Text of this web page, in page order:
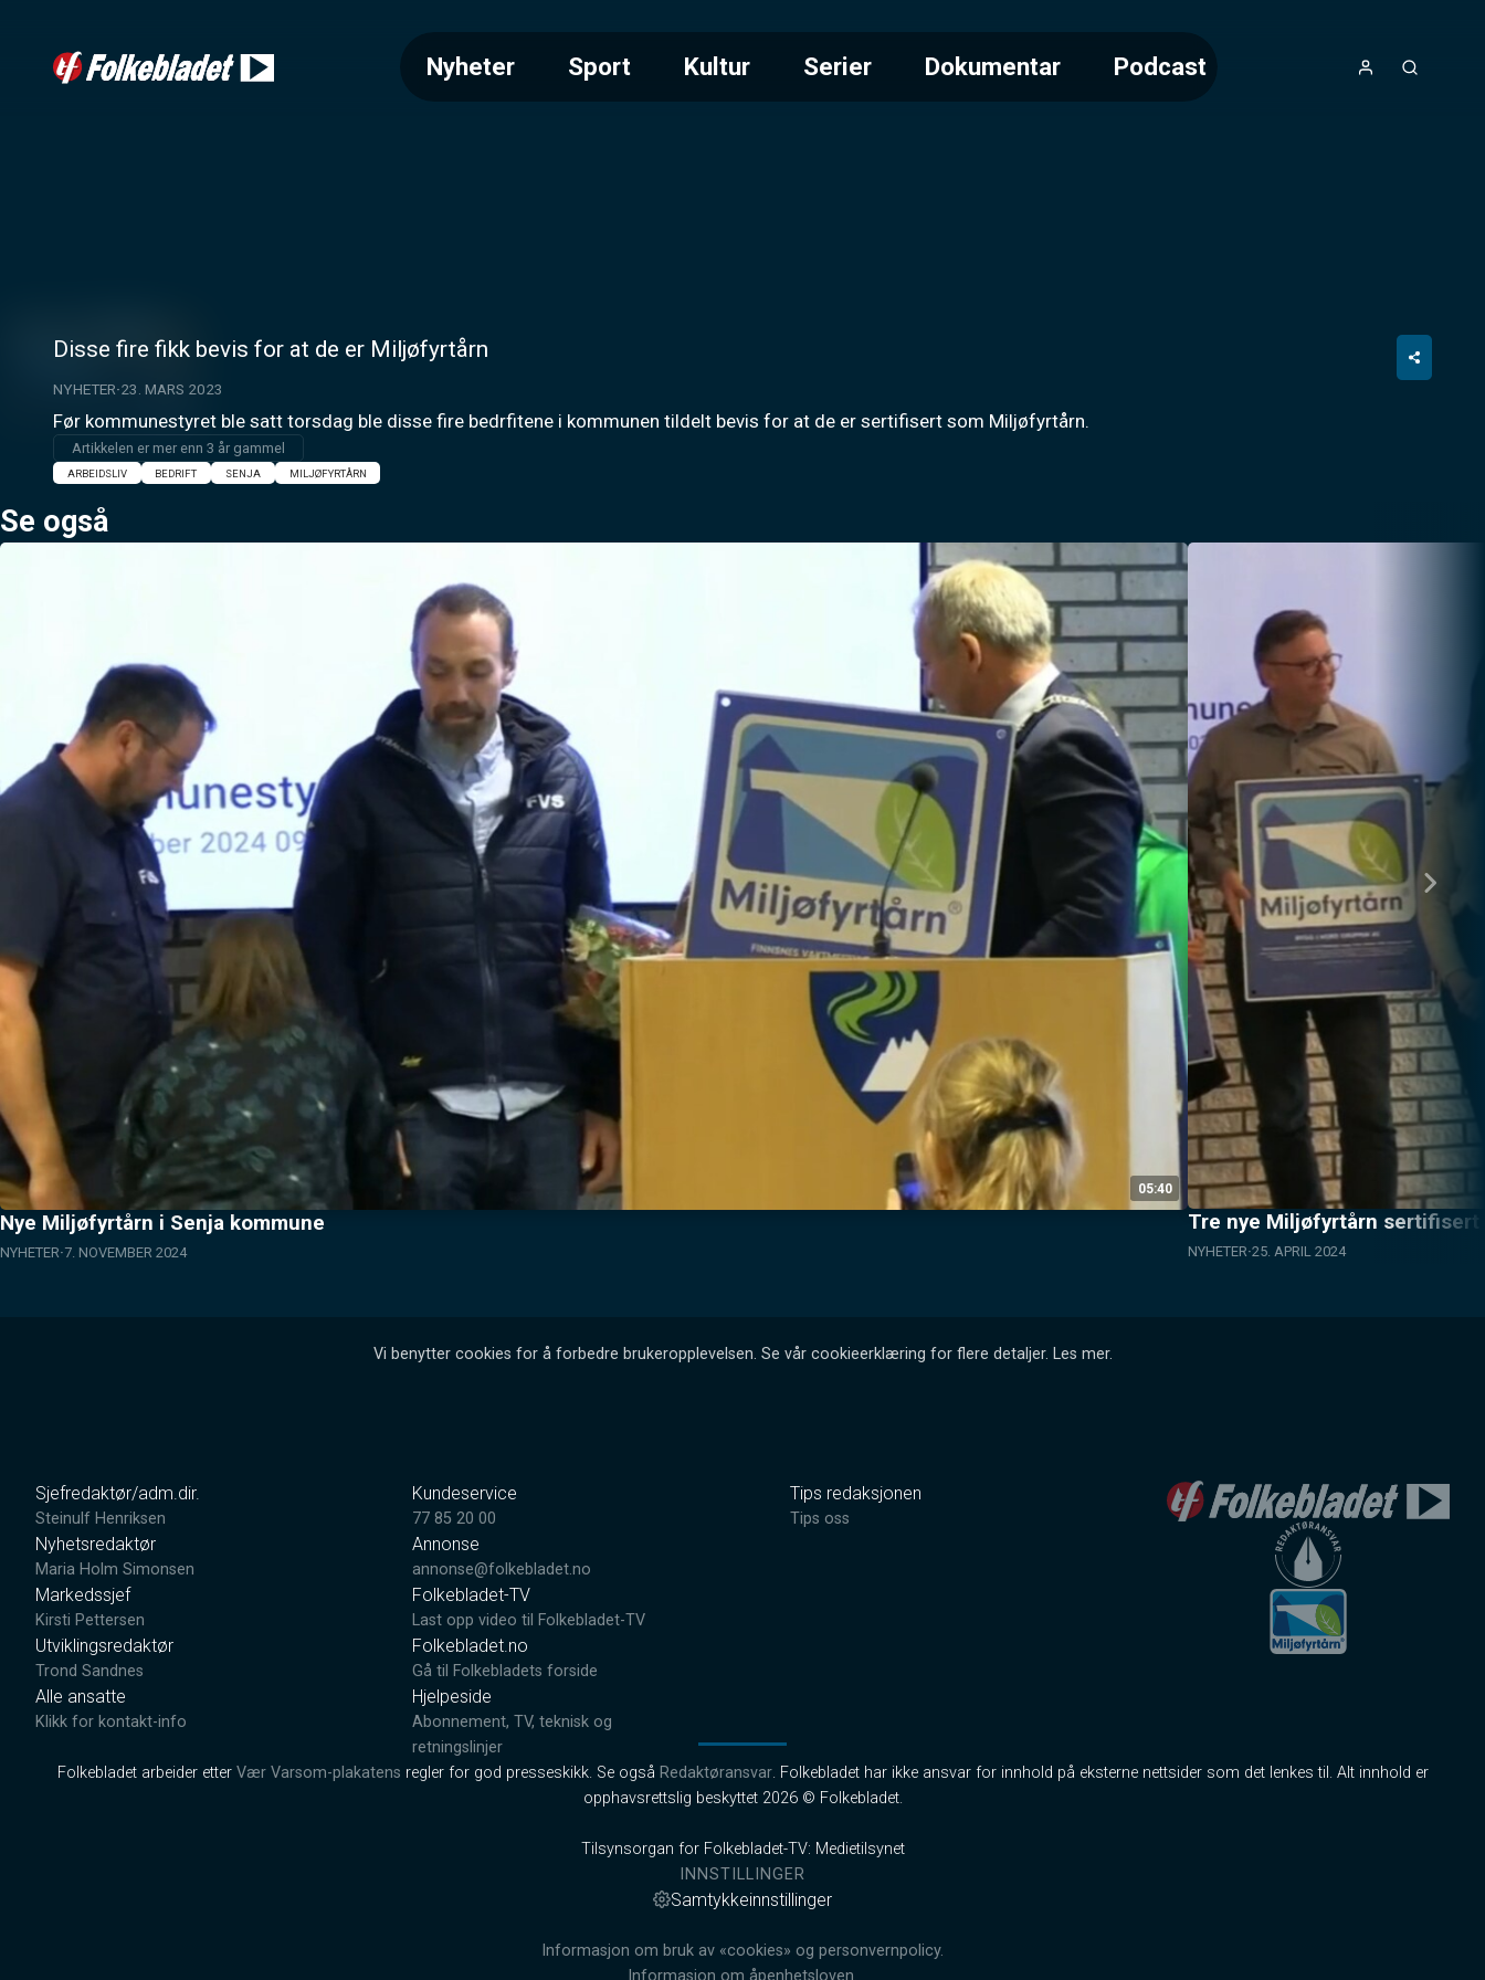
Nyheter Sport Kultur Serier Dokumentar Podcast
Disse fire fikk bevis for at de er Miljøfyrtårn
NYHETER 23. MARS 2023
Før kommunestyret ble satt torsdag ble disse fire bedrfitene i kommunen tildelt bevis for at de er sertifisert som Miljøfyrtårn.
Artikkelen er mer enn 3 år gammel
ARBEIDSLIV BEDRIFT SENJA MILJØFYRTÅRN
Se også
05:40
Nye Miljøfyrtårn i Senja kommune
NYHETER 7. NOVEMBER 2024
Tre nye Miljøfyrtårn sertifisert
NYHETER 25. APRIL 2024
Vi benytter cookies for å forbedre brukeropplevelsen. Se vår cookieerklæring for flere detaljer. Les mer.
Sjefredaktør/adm.dir.
Steinulf Henriksen
Nyhetsredaktør
Maria Holm Simonsen
Markedssjef
Kirsti Pettersen
Utviklingsredaktør
Trond Sandnes
Alle ansatte
Klikk for kontakt-info
Kundeservice
77 85 20 00
Annonse
annonse@folkebladet.no
Folkebladet-TV
Last opp video til Folkebladet-TV
Folkebladet.no
Gå til Folkebladets forside
Hjelpeside
Abonnement, TV, teknisk og
retningslinjer
Tips redaksjonen
Tips oss
Folkebladet arbeider etter Vær Varsom-plakatens regler for god presseskikk. Se også Redaktøransvar. Folkebladet har ikke ansvar for innhold på eksterne nettsider som det lenkes til. Alt innhold er
opphavsrettslig beskyttet 2026 © Folkebladet.
Tilsynsorgan for Folkebladet-TV: Medietilsynet
INNSTILLINGER
Samtykkeinnstillinger
Informasjon om bruk av «cookies» og personvernpolicy.
Informasjon om åpenhetsloven.